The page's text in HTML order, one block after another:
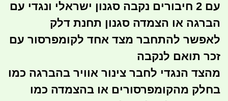
עם 2 חיבורים נקבה סגנון ישראלי ונגדי עם
הברגה או הצמדה סגנון תחנת דלק
לאפשר להתחבר מצד אחד לקומפרסור עם
זכר תואם לנקבה
מהצד הנגדי לחבר צינור אוויר בהברגה כמו
בחלק מהקומפרסורים או בהצמדה כמו